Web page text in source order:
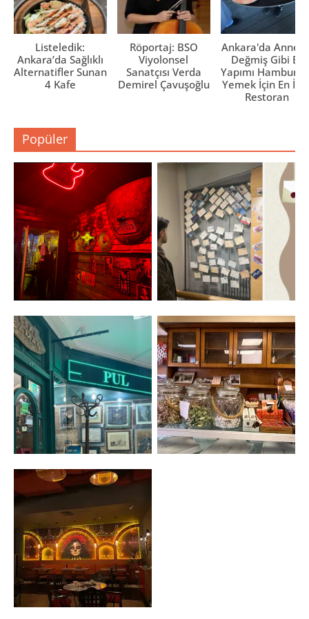
Listeledik:
Ankara’da Sağlıklı
Alternatifler Sunan
4 Kafe
Röportaj: BSO
Viyolonsel
Sanatçısı Verda
Demirel Çavuşoğlu
Ankara'da Anne
Değmiş Gibi Ev
Yapımı
Yemek İçin En İyi
Restoran
Popüler